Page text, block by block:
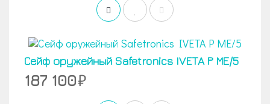
Сейф оружейный Safetronics IVETA Р МЕ/5
187 100